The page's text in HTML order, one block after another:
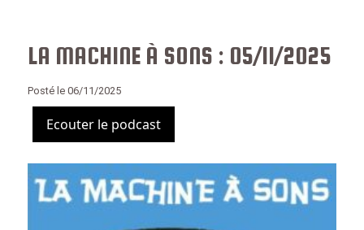
LA MACHINE À SONS : 05/11/2025
Posté le 06/11/2025
Ecouter le podcast